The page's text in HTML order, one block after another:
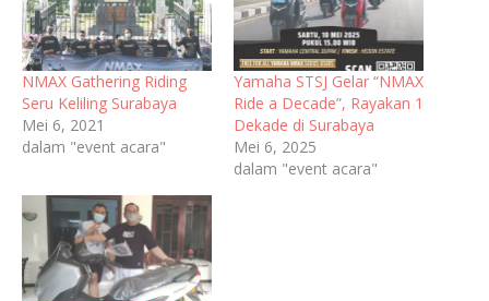
NMAX Gathering Riding
Seru Keliling Surabaya
Mei 6, 2021
dalam "event acara"
Yamaha STSJ Gelar “NMAX
Ride a Decade”, Rayakan 1
Dekade di Surabaya
Mei 6, 2025
dalam "event acara"